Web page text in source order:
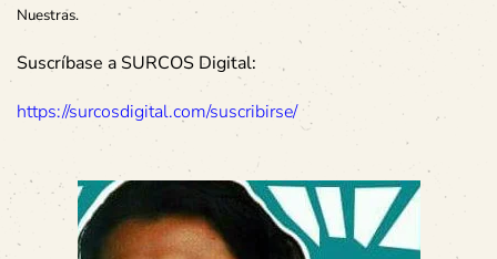
Nuestras.
Suscríbase a SURCOS Digital:
https://surcosdigital.com/suscribirse/